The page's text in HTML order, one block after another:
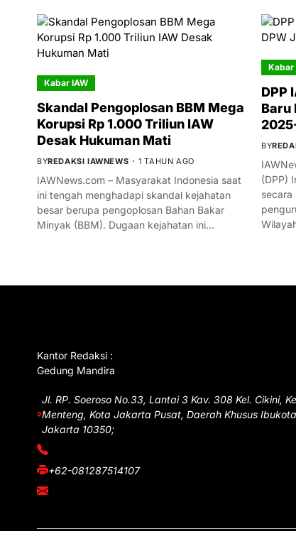
Kabar IAW
Skandal Pengoplosan BBM Mega
Korupsi Rp 1.000 Triliun IAW
Desak Hukuman Mati
BYREDAKSI IAWNEWS 1 TAHUN AGO
IAWNews.com – Masyarakat Indonesia saat
ini tengah menghadapi skandal kejahatan
besar berupa pengoplosan Bahan Bakar
Minyak (BBM). Dugaan kejahatan ini…
Kabar
DPP
Baru
BY
(DPP)
secara
Kantor Redaksi :
Gedung Mandira
Jl. RP. Soeroso No.33, Lantai 3 Kav. 308 Kel. Cikini,
Menteng, Kota Jakarta Pusat, Daerah Khusus Ibukota
Jakarta 10350;
+62-081287514107